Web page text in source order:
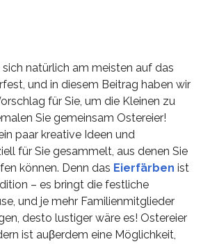
sich natürlich am meisten auf das
und in diesem Beitrag haben wir
für Sie, um die Kleinen zu
Sie gemeinsam Ostereier!
paar kreative Ideen und
für Sie gesammelt, aus denen Sie
können. Denn das Eierfärben ist
– es bringt die festliche
und je mehr Familienmitglieder
desto lustiger wäre es! Ostereier
ist auβerdem eine Möglichkeit,